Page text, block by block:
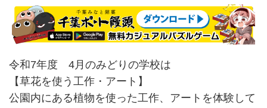
令和7年度 4月のみどりの学校は
【草花を使う工作・アート】
公園内にある植物を使った工作、アートを体験して